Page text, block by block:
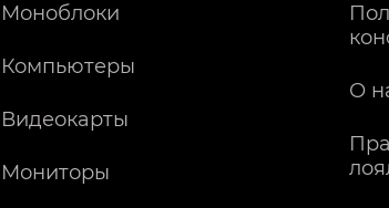
Моноблоки
Компьютеры
Видеокарты
Мониторы
О